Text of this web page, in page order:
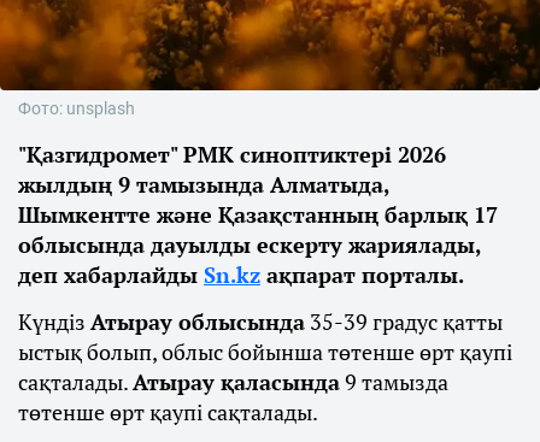
Фото: unsplash
"Қазгидромет" РМК синоптиктері 2026
жылдың 9 тамызында Алматыда,
Шымкентте және Қазақстанның барлық 17
облысында дауылды ескерту жариялады,
деп хабарлайды Sn.kz ақпарат порталы.
Күндіз Атырау облысында 35-39 градус қатты
ыстық болып, облыс бойынша төтенше өрт қаупі
сақталады.Атырау қаласында9 тамызда
төтенше өрт қаупі сақталады.